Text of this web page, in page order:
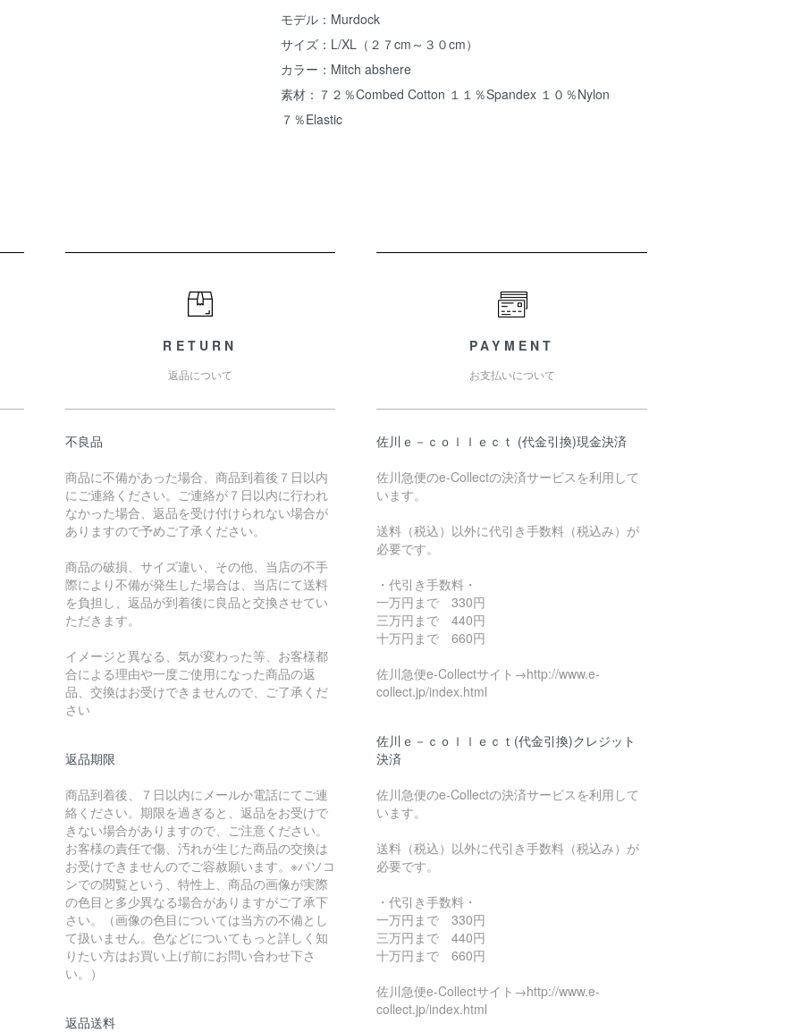
モデル：Murdock
サイズ：L/XL（２７cm～３０cm）
カラー：Mitch abshere
素材：７２％Combed Cotton １１％Spandex １０％Nylon
７％Elastic
RETURN
返品について
不良品
商品に不備があった場合、商品到着後７日以内
にご連絡ください。ご連絡が７日以内に行われ
なかった場合、返品を受け付けられない場合が
ありますので予めご了承ください。
商品の破損、サイズ違い、その他、当店の不手
際により不備が発生した場合は、当店にて送料
を負担し、返品が到着後に良品と交換させてい
ただきます。
イメージと異なる、気が変わった等、お客様都
合による理由や一度ご使用になった商品の返
品、交換はお受けできませんので、ご了承くだ
さい
返品期限
商品到着後、７日以内にメールか電話にてご連
絡ください。期限を過ぎると、返品をお受けで
きない場合がありますので、ご注意ください。
お客様の責任で傷、汚れが生じた商品の交換は
お受けできませんのでご容赦願います。※パソコ
ンでの閲覧という、特性上、商品の画像が実際
の色目と多少異なる場合がありますがご了承下
さい。（画像の色目については当方の不備とし
て扱いません。色などについてもっと詳しく知
りたい方はお買い上げ前にお問い合わせ下さ
い。）
返品送料
PAYMENT
お支払いについて
佐川ｅ－ｃｏｌｌｅｃｔ (代金引換)現金決済
佐川急便のe-Collectの決済サービスを利用して
います。
送料（税込）以外に代引き手数料（税込み）が
必要です。
・代引き手数料・
一万円まで 330円
三万円まで 440円
十万円まで 660円
佐川急便e-Collectサイト→http://www.e-
collect.jp/index.html
佐川ｅ－ｃｏｌｌｅｃｔ(代金引換)クレジット
決済
佐川急便のe-Collectの決済サービスを利用して
います。
送料（税込）以外に代引き手数料（税込み）が
必要です。
・代引き手数料・
一万円まで 330円
三万円まで 440円
十万円まで 660円
佐川急便e-Collectサイト→http://www.e-
collect.jp/index.html